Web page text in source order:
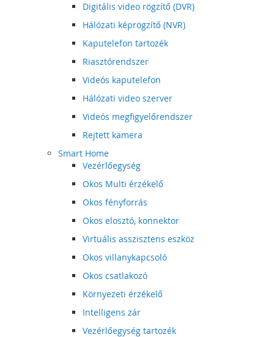
Digitális video rögzítő (DVR)
Hálózati képrögzítő (NVR)
Kaputelefon tartozék
Riasztórendszer
Videós kaputelefon
Hálózati video szerver
Videós megfigyelőrendszer
Rejtett kamera
Smart Home
Vezérlőegység
Okos Multi érzékelő
Okos fényforrás
Okos elosztó, konnektor
Virtuális asszisztens eszköz
Okos villanykapcsoló
Okos csatlakozó
Környezeti érzékelő
Intelligens zár
Vezérlőegység tartozék